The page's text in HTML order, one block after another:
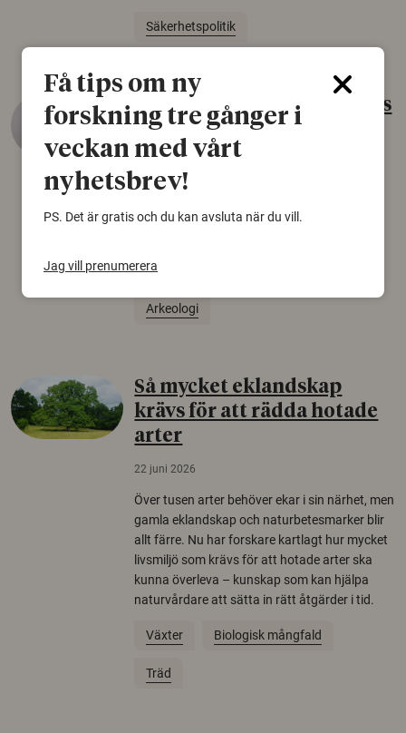
Säkerhetspolitik
Gammalt skinn var Sveriges
äldsta sko
Det som arkeologer länge trodde var en
björnfäll visar sig vara delar av en 2000 år
Norden.
Arkeologi
Så mycket eklandskap
krävs för att rädda hotade
arter
22 juni 2026
Över tusen arter behöver ekar i sin närhet, men
gamla eklandskap och naturbetesmarker blir
allt färre. Nu har forskare kartlagt hur mycket
livsmiljö som krävs för att hotade arter ska
kunna överleva – kunskap som kan hjälpa
naturvårdare att sätta in rätt åtgärder i tid.
Växter Biologisk mångfald
Träd
Få tips om ny
forskning tre gånger i
veckan med vårt
nyhetsbrev!
PS. Det är gratis och du kan avsluta när du vill.
Jag vill prenumerera